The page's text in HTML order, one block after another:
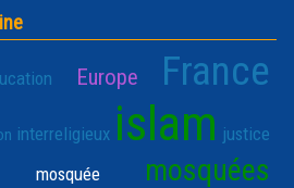
Europe France
interreligieux islam justice
mosquée mosquées